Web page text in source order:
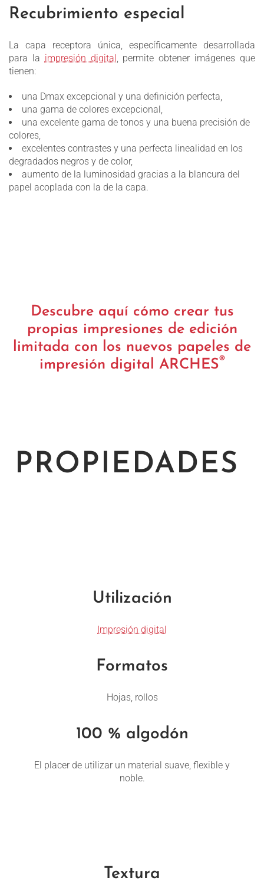
Recubrimiento especial
La capa receptora única, específicamente desarrollada
para la impresión digital , permite obtener imágenes que
tienen:
una Dmax excepcional y una definición perfecta,
una gama de colores excepcional,
una excelente gama de tonos y una buena precisión de
colores,
excelentes contrastes y una perfecta linealidad en los
degradados negros y de color,
aumento de la luminosidad gracias a la blancura del
papel acoplada con la de la capa.
Descubre aquí cómo crear tus
propias impresiones de edición
limitada con los nuevos papeles de
impresión digital ARCHES®
PROPIEDADES
Utilización
Impresión digital
Formatos
Hojas, rollos
100 % algodón
El placer de utilizar un material suave, flexible y
noble.
Textura